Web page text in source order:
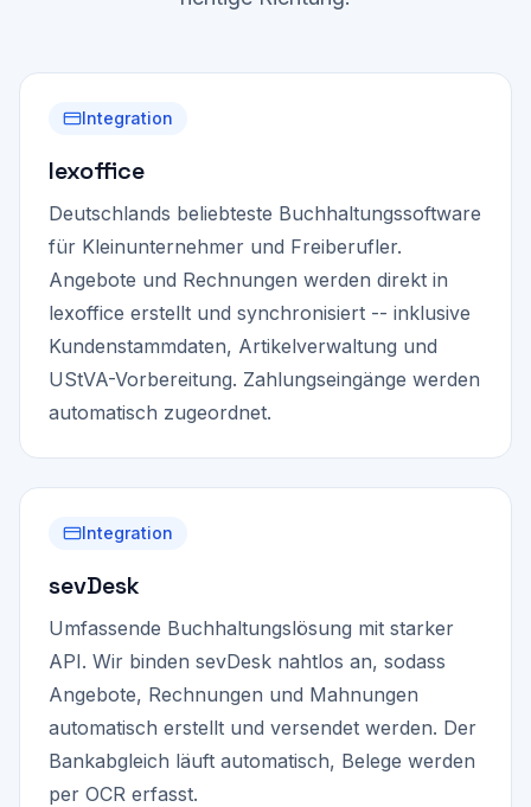
Integration
lexoffice
Deutschlands beliebteste Buchhaltungssoftware
für Kleinunternehmer und Freiberufler.
Angebote und Rechnungen werden direkt in
lexoffice erstellt und synchronisiert -- inklusive
Kundenstammdaten, Artikelverwaltung und
UStVA-Vorbereitung. Zahlungseingänge werden
automatisch zugeordnet.
Integration
sevDesk
Umfassende Buchhaltungslösung mit starker
API. Wir binden sevDesk nahtlos an, sodass
Angebote, Rechnungen und Mahnungen
automatisch erstellt und versendet werden. Der
Bankabgleich läuft automatisch, Belege werden
per OCR erfasst.